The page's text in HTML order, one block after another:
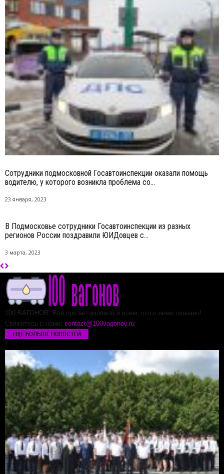
Сотрудники подмосковной Госавтоинспекции оказали помощь
водителю, у которого возникла проблема со...
23 января, 2023
В Подмосковье сотрудники Госавтоинспекции из разных
регионов России поздравили ЮИДовцев с...
3 марта, 2023
100 ВАГОНОВ. Все про автомобили и всем, что с ними связано!
Свяжитесь с нами: contact@100vagonov.ru
ЕЩЁ БОЛЬШЕ НОВОСТЕЙ